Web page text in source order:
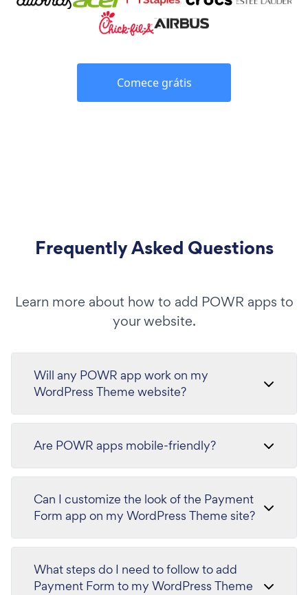
Comece grátis
Frequently Asked Questions
Learn more about how to add POWR apps to
your website.
Will any POWR app work on my
WordPress Theme website?
Are POWR apps mobile-friendly?
Can I customize the look of the Payment
Form app on my WordPress Theme site?
What steps do I need to follow to add
Payment Form to my WordPress Theme